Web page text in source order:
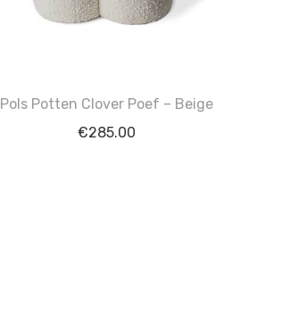
Pols Potten Clover Poef – Beige
€285.00